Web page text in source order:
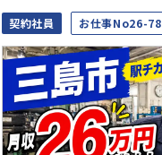
契約社員 お仕事No26-78